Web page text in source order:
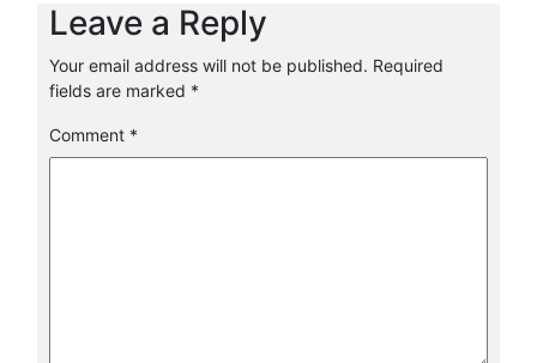
Leave a Reply
Your email address will not be published. Required
fields are marked *
Comment *